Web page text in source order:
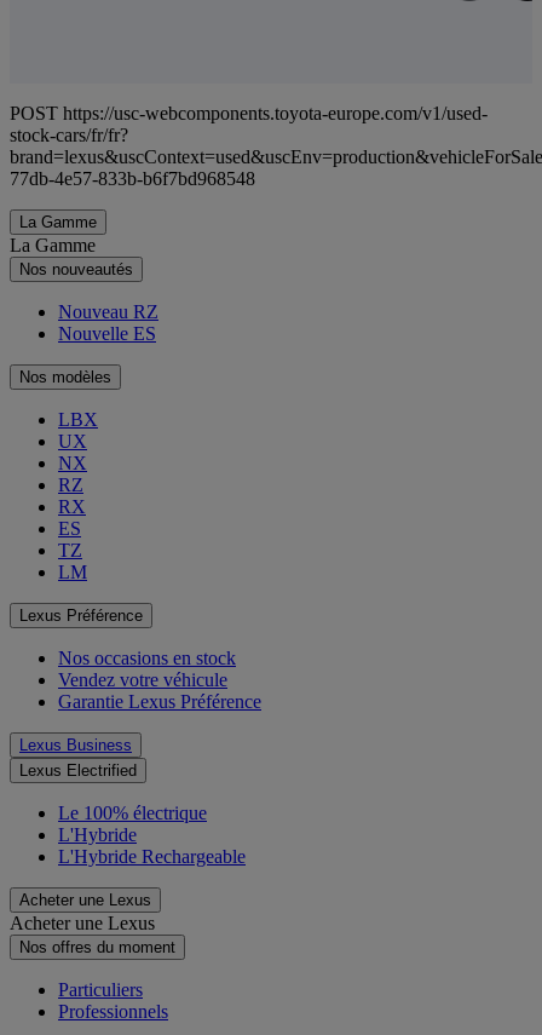
POST https://usc-webcomponents.toyota-europe.com/v1/used-
stock-cars/fr/fr?
77db-4e57-833b-b6f7bd968548
La Gamme
La Gamme
Nos nouveautés
Nouveau RZ
Nouvelle ES
Nos modèles
LBX
UX
NX
RZ
RX
ES
TZ
LM
Lexus Préférence
Nos occasions en stock
Vendez votre véhicule
Garantie Lexus Préférence
Lexus Business
Lexus Electrified
Le 100% électrique
L'Hybride
L'Hybride Rechargeable
Acheter une Lexus
Acheter une Lexus
Nos offres du moment
Particuliers
Professionnels